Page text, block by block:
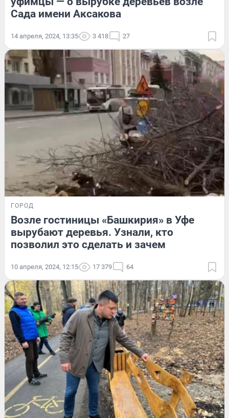
Сада имени Аксакова
14 апреля, 2024, 13:35 3 418 27
ГОРОД
Возле гостиницы «Башкирия» в Уфе
вырубают деревья. Узнали, кто
позволил это сделать и зачем
10 апреля, 2024, 12:15 17 379 64